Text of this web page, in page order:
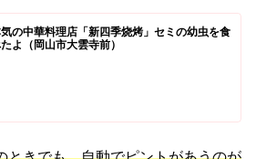
の中華料理店「新四季烧烤」セミの幼虫を食
よ（岡山市大雲寺前）